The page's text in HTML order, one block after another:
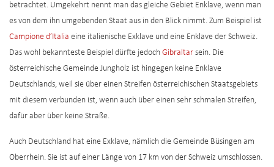
betrachtet. Umgekehrt nennt man das gleiche Gebiet Enklave, wenn man
es von dem ihn umgebenden Staat aus in den Blick nimmt. Zum Beispiel ist
Campione d’Italia eine italienische Exklave und eine Enklave der Schweiz.
Das wohl bekannteste Beispiel dürfte jedoch Gibraltar sein. Die
österreichische Gemeinde Jungholz ist hingegen keine Enklave
Deutschlands, weil sie über einen Streifen österreichischen Staatsgebiets
mit diesem verbunden ist, wenn auch über einen sehr schmalen Streifen,
dafür aber über keine Straße.
Auch Deutschland hat eine Exklave, nämlich die Gemeinde Büsingen am
Oberrhein. Sie ist auf einer Länge von 17 km von der Schweiz umschlossen.